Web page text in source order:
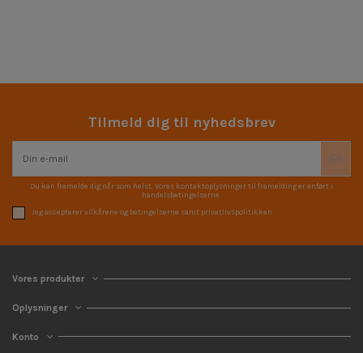
Tilmeld dig til nyhedsbrev
Du kan framelde dig når som helst. Vores kontaktoplysninger til framelding er anført i
handelsbetingelserne.
Jeg accepterer vilkårene og betingelserne samt privatlivspolitikken
Vores produkter
Oplysninger
Konto